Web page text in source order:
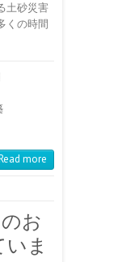
土砂災害
くの時間
more
お
ま